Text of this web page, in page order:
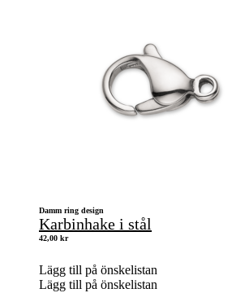
Damm ring design
Karbinhake i stål
42,00 kr
Lägg till på önskelistan
Lägg till på önskelistan